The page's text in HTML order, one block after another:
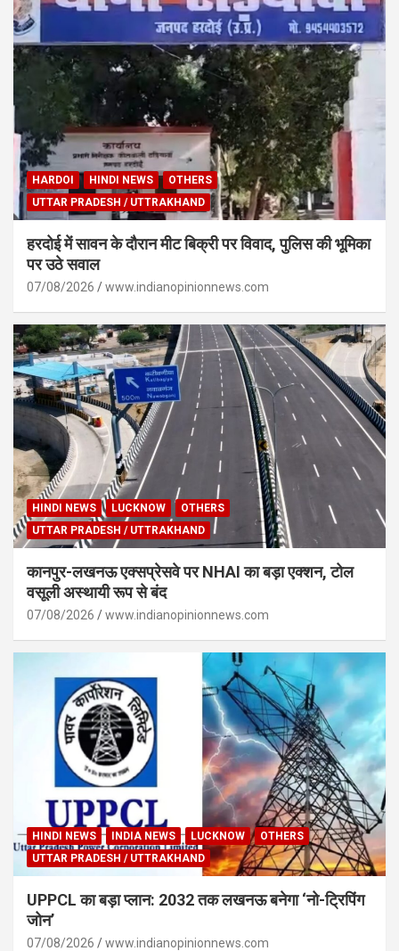
HARDOI HINDI NEWS
OTHERS
UTTAR PRADESH / UTTRAKHAND
हरदोई में सावन के दौरान मीट बिक्री पर विवाद, पुलिस की भूमिका
पर उठे सवाल
07/08/2026 www.indianopinionnews.com
HINDI NEWS LUCKNOW
OTHERS
UTTAR PRADESH / UTTRAKHAND
कानपुर-लखनऊ एक्सप्रेसवे पर NHAI का बड़ा एक्शन, टोल
वसूली अस्थायी रूप से बंद
07/08/2026 www.indianopinionnews.com
HINDI NEWS INDIA NEWS LUCKNOW
OTHERS
UTTAR PRADESH / UTTRAKHAND
UPPCL का बड़ा प्लान: 2032 तक लखनऊ बनेगा ‘नो-ट्रिपिंग
जोन’
07/08/2026 www.indianopinionnews.com